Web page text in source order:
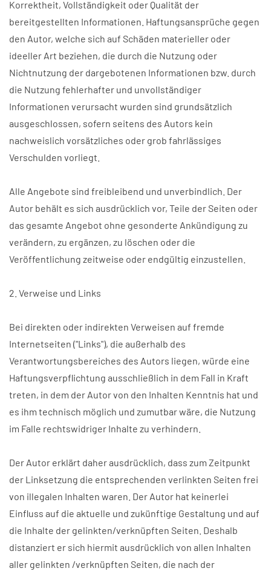
Korrektheit, Vollständigkeit oder Qualität der
bereitgestellten Informationen. Haftungsansprüche gegen
den Autor, welche sich auf Schäden materieller oder
ideeller Art beziehen, die durch die Nutzung oder
Nichtnutzung der dargebotenen Informationen bzw. durch
die Nutzung fehlerhafter und unvollständiger
Informationen verursacht wurden sind grundsätzlich
ausgeschlossen, sofern seitens des Autors kein
nachweislich vorsätzliches oder grob fahrlässiges
Verschulden vorliegt.
Alle Angebote sind freibleibend und unverbindlich. Der
Autor behält es sich ausdrücklich vor, Teile der Seiten oder
das gesamte Angebot ohne gesonderte Ankündigung zu
verändern, zu ergänzen, zu löschen oder die
Veröffentlichung zeitweise oder endgültig einzustellen.
2. Verweise und Links
Bei direkten oder indirekten Verweisen auf fremde
Internetseiten ("Links"), die außerhalb des
Verantwortungsbereiches des Autors liegen, würde eine
Haftungsverpflichtung ausschließlich in dem Fall in Kraft
treten, in dem der Autor von den Inhalten Kenntnis hat und
es ihm technisch möglich und zumutbar wäre, die Nutzung
im Falle rechtswidriger Inhalte zu verhindern.
Der Autor erklärt daher ausdrücklich, dass zum Zeitpunkt
der Linksetzung die entsprechenden verlinkten Seiten frei
von illegalen Inhalten waren. Der Autor hat keinerlei
Einfluss auf die aktuelle und zukünftige Gestaltung und auf
die Inhalte der gelinkten/verknüpften Seiten. Deshalb
distanziert er sich hiermit ausdrücklich von allen Inhalten
aller gelinkten /verknüpften Seiten, die nach der